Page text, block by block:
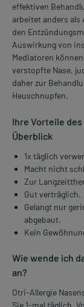
effektiven
arbeitet anders
den
Auswirkung von
Mediatoren
verstopfte Nase,
daher zur
Heuschnupfen.
Ihre Vorteile
Überblick
1x täglich
Macht nicht
Zur
Gut verträglich.
Gelangt nur
abgebaut.
Kein
Wie wende ich
an?
Otri-Allergie
Sie 1-mal täglich.